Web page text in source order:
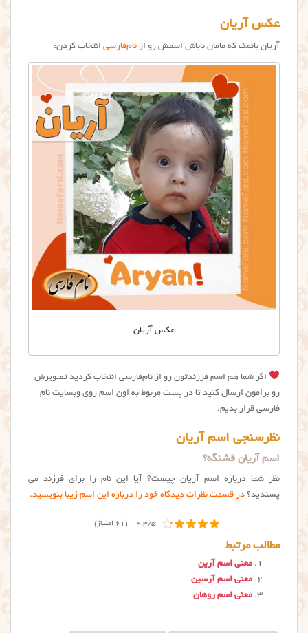
عکس آریان
آریان بانمک که مامان باباش اسمش رو از نام‌فارسی انتخاب کردن:
عکس آریان
اگر شما هم اسم فرزندتون رو از نام‌فارسی انتخاب کردید تصویرش
رو برامون ارسال کنید تا در پست مربوط به اون اسم روی وبسایت نام
فارسی قرار بدیم.
نظرسنجی اسم آریان
اسم آریان قشنگه؟
نظر شما درباره اسم آریان چیست؟ آیا این نام را برای فرزند می
پسندید؟ در قسمت نظرات دیدگاه خود را درباره این اسم زیبا بنویسید.
4.3/5 - (61 امتیاز)
مطالب مرتبط
معنی اسم آرین
معنی اسم آرسین
معنی اسم روهان